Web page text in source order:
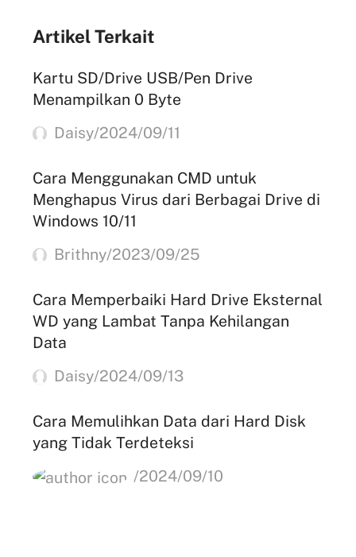
Artikel Terkait
Kartu SD/Drive USB/Pen Drive
Menampilkan 0 Byte
Daisy/2024/09/11
Cara Menggunakan CMD untuk
Menghapus Virus dari Berbagai Drive di
Windows 10/11
Brithny/2023/09/25
Cara Memperbaiki Hard Drive Eksternal
WD yang Lambat Tanpa Kehilangan
Data
Daisy/2024/09/13
Cara Memulihkan Data dari Hard Disk
yang Tidak Terdeteksi
/2024/09/10